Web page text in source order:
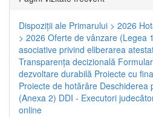
Dispoziţii ale Primarului > 2026
> 2026 Oferte de vânzare (Legea
asociative privind eliberarea
Transparenţa decizională
dezvoltare durabilă Proiecte cu
Proiecte de hotărâre Deschiderea
(Anexa 2) DDI - Executori
online